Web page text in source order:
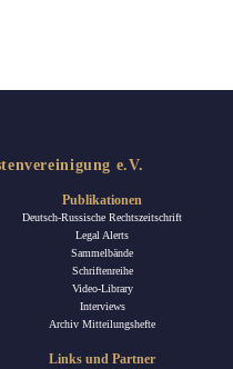
e.V.
Publikationen
Deutsch-Russische Rechtszeitschrift
Legal Alerts
Sammelbände
Schriftenreihe
Video-Library
Interviews
Archiv Mitteilungshefte
Links und Partner